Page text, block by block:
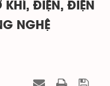
KHÍ, ĐIỆN, ĐIỆN
NGHỆ